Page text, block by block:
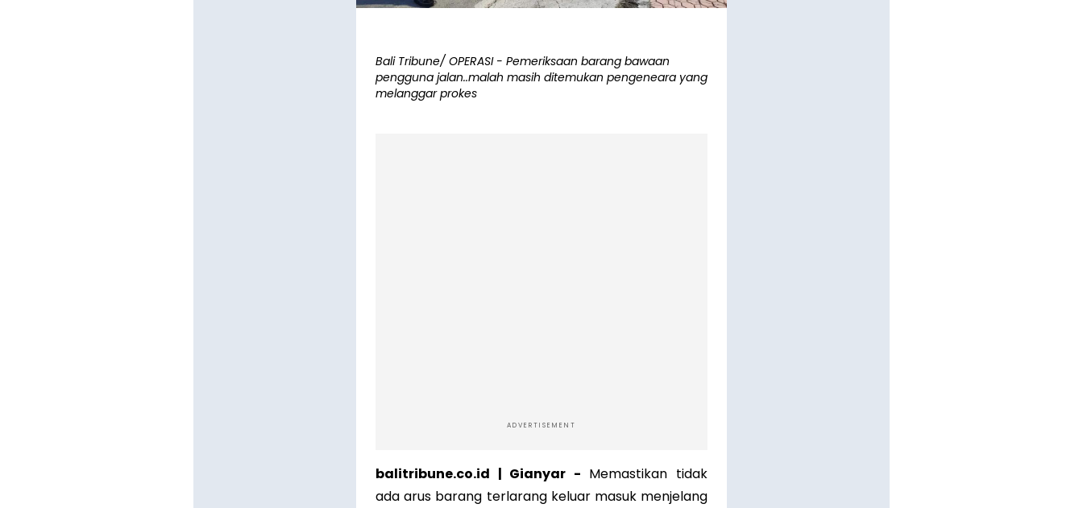
Bali Tribune/ OPERASI - Pemeriksaan barang bawaan
pengguna jalan..malah masih ditemukan pengeneara yang
melanggar prokes
ADVERTISEMENT
balitribune.co.id | Gianyar - Memastikan tidak
ada arus barang terlarang keluar masuk menjelang